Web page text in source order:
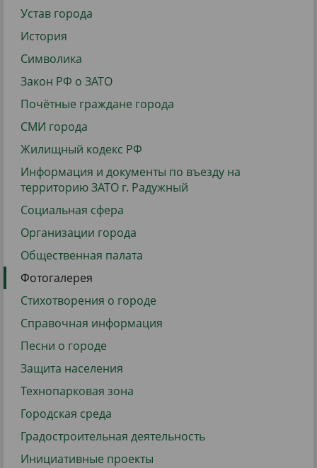
Устав города
История
Символика
Закон РФ о ЗАТО
Почётные граждане города
СМИ города
Жилищный кодекс РФ
Информация и документы по въезду на
территорию ЗАТО г. Радужный
Социальная сфера
Организации города
Общественная палата
Фотогалерея
Стихотворения о городе
Справочная информация
Песни о городе
Защита населения
Технопарковая зона
Городская среда
Градостроительная деятельность
Инициативные проекты